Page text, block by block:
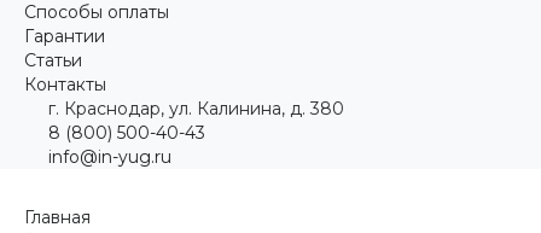
Способы оплаты
Гарантии
Статьи
Контакты
г. Краснодар, ул. Калинина, д. 380
8 (800) 500-40-43
info@in-yug.ru
Главная